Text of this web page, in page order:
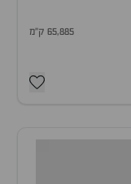
65,885 ק"מ